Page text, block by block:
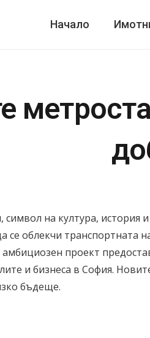
Начало
символ на култура,
се облекчи
проект
и бизнеса в София.
бъдеще.